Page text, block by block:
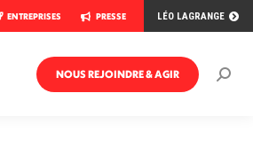
ENTREPRISES PRESSE LÉO LAGRANGE
NOUS REJOINDRE & AGIR